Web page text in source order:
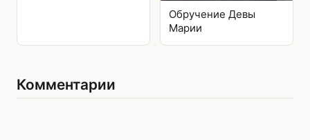
Обручение Девы
Марии
Комментарии